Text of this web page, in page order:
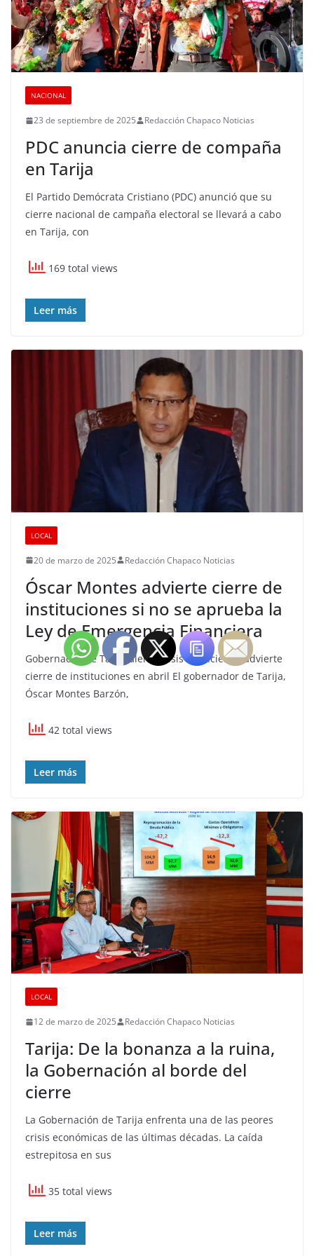
NACIONAL
23 de septiembre de 2025 Redacción Chapaco Noticias
PDC anuncia cierre de compaña
en Tarija
El Partido Demócrata Cristiano (PDC) anunció que su
cierre nacional de campaña electoral se llevará a cabo
en Tarija, con
169 total views
Leer más
LOCAL
20 de marzo de 2025 Redacción Chapaco Noticias
Óscar Montes advierte cierre de
instituciones si no se aprueba la
Ley de Emergencia Financiera
Gobernador de Tarija alerta crisis financiera y advierte
cierre de instituciones en abril El gobernador de Tarija,
Óscar Montes Barzón,
42 total views
Leer más
LOCAL
12 de marzo de 2025 Redacción Chapaco Noticias
Tarija: De la bonanza a la ruina,
la Gobernación al borde del
cierre
La Gobernación de Tarija enfrenta una de las peores
crisis económicas de las últimas décadas. La caída
estrepitosa en sus
35 total views
Leer más